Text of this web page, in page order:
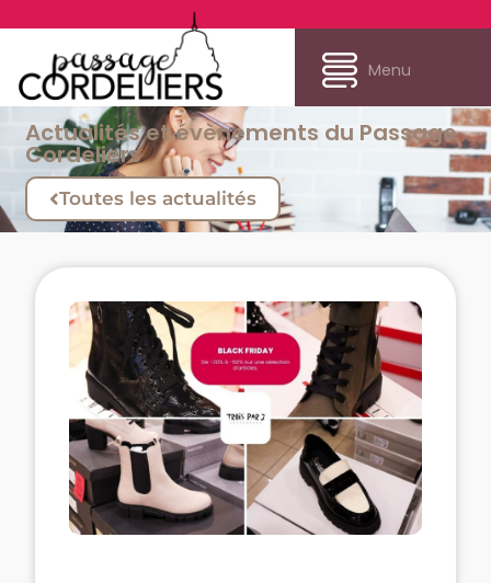
Menu
Actualités et évènements du Passage
Cordeliers
Toutes les actualités